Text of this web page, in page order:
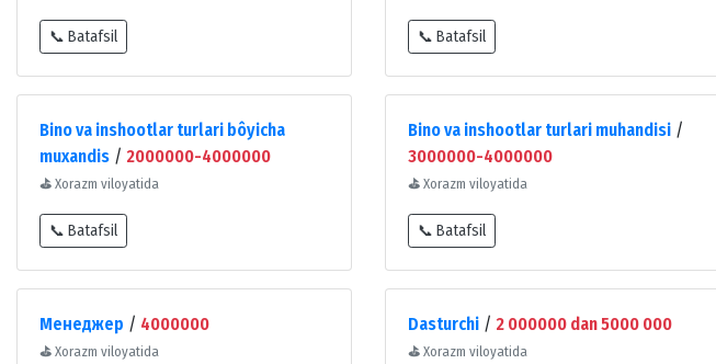
📞 Batafsil 📞 Batafsil
Bino va inshootlar turlari bôyicha
muxandis / 2000000-4000000
⛳ Xorazm viloyatida
📞 Batafsil
Bino va inshootlar turlari muhandisi /
3000000-4000000
⛳ Xorazm viloyatida
📞 Batafsil
Менеджер / 4000000
⛳ Xorazm viloyatida
Dasturchi / 2 000000 dan 5000 000
⛳ Xorazm viloyatida